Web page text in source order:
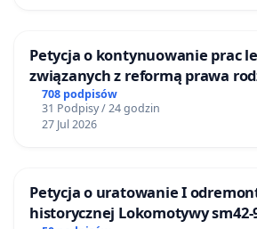
Petycja o kontynuowanie prac
związanych z reformą prawa
708 podpisów
31 Podpisy / 24 godzin
27 Jul 2026
Petycja o uratowanie I
historycznej Lokomotywy sm42-